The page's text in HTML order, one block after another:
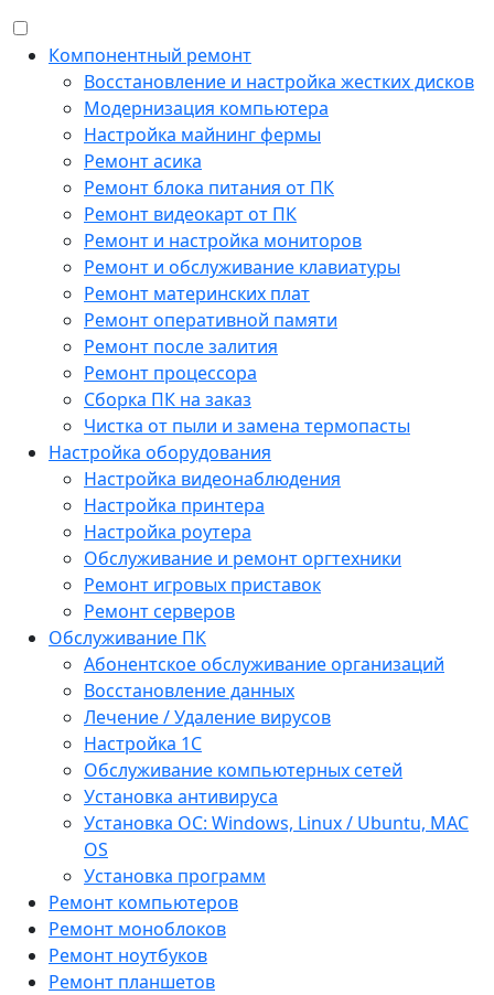
Компонентный ремонт
Восстановление и настройка жестких дисков
Модернизация компьютера
Настройка майнинг фермы
Ремонт асика
Ремонт блока питания от ПК
Ремонт видеокарт от ПК
Ремонт и настройка мониторов
Ремонт и обслуживание клавиатуры
Ремонт материнских плат
Ремонт оперативной памяти
Ремонт после залития
Ремонт процессора
Сборка ПК на заказ
Чистка от пыли и замена термопасты
Настройка оборудования
Настройка видеонаблюдения
Настройка принтера
Настройка роутера
Обслуживание и ремонт оргтехники
Ремонт игровых приставок
Ремонт серверов
Обслуживание ПК
Абонентское обслуживание организаций
Восстановление данных
Лечение / Удаление вирусов
Настройка 1С
Обслуживание компьютерных сетей
Установка антивируса
Установка ОС: Windows, Linux / Ubuntu, МАС
OS
Установка программ
Ремонт компьютеров
Ремонт моноблоков
Ремонт ноутбуков
Ремонт планшетов